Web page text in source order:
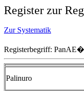
Register zur
Zur Systematik
Registerbegriff:
Palinuro